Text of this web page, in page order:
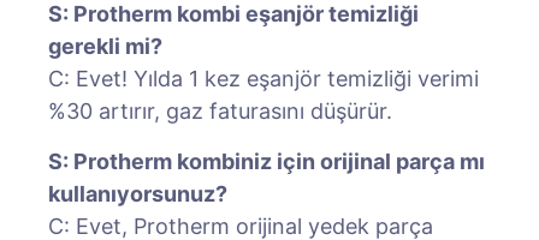
S: Protherm kombi eşanjör temizliği
gerekli mi?
C: Evet! Yılda 1 kez eşanjör temizliği verimi
%30 artırır, gaz faturasını düşürür.
S: Protherm kombiniz için orijinal parça mı
kullanıyorsunuz?
C: Evet, Protherm orijinal yedek parça